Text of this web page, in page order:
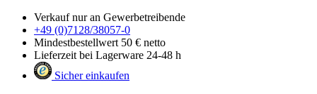
Verkauf nur an Gewerbetreibende
+49 (0)7128/38057-0
Mindestbestellwert 50 € netto
Lieferzeit bei Lagerware 24-48 h
Sicher einkaufen